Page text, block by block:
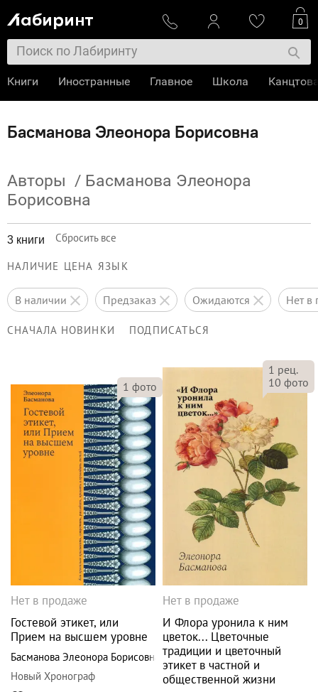
Басманова Элеонора Борисовна
Авторы / Басманова Элеонора
Борисовна
3 книги Сбросить все
НАЛИЧИЕ ЦЕНА ЯЗЫК
в наличии предзаказ ожидаются нет
СНАЧАЛА НОВИНКИ ПОДПИСАТЬСЯ
1 фото
Нет в продаже
Гостевой этикет, или
Прием на высшем уровне
Басманова Элеонора Борисовна
Новый Хронограф
1 рец.
10 фото
Нет в продаже
И Флора уронила к ним
цветок... Цветочные
традиции и цветочный
этикет в частной и
общественной жизни
0
Книги Иностранные Главное Школа